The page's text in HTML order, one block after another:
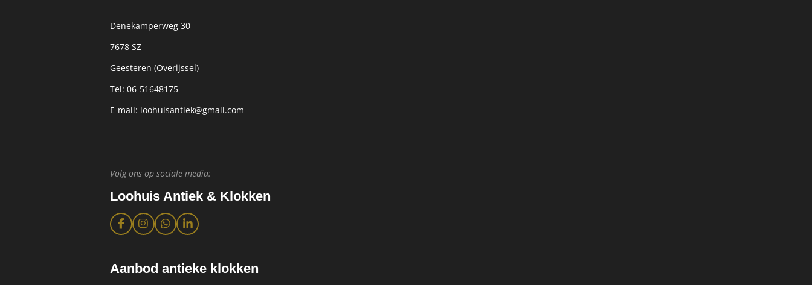
Denekamperweg 30
7678 SZ
Geesteren (Overijssel)
Tel: 06-51648175
E-mail: loohuisantiek@gmail.com
Volg ons op sociale media:
Loohuis Antiek & Klokken
F
a
b
o
I
n
a
g
W
h
s
A
L
i
e
d
Aanbod antieke klokken